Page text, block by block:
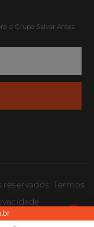
o Grupo Salvar Antes
Termos